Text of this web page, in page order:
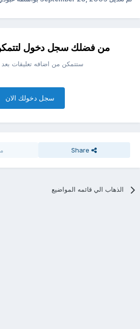
من فضلك سجل دخول
ستتمكن من اضافه تعليقات بعد
سجل دخولك الان
Share
الذهاب الي قائمه المواضيع